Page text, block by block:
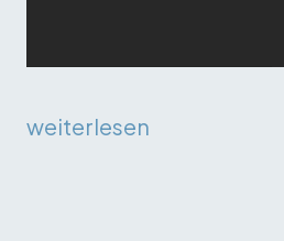
weiterlesen